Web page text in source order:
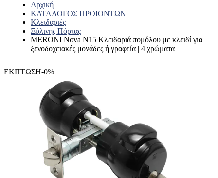
Αρχική
ΚΑΤΑΛΟΓΟΣ ΠΡΟΙΟΝΤΩΝ
Κλειδαριές
Ξύλινης Πόρτας
MERONI Nova N15 Κλειδαριά πομόλου με κλειδί για
ξενοδοχειακές μονάδες ή γραφεία | 4 χρώματα
ΕΚΠΤΩΣΗ-0%